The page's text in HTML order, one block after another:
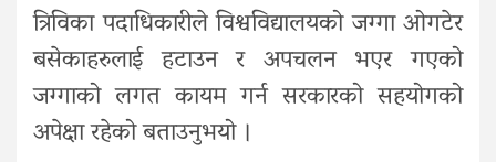
त्रिविका पदाधिकारीले विश्वविद्यालयको जग्गा ओगटेर
बसेकाहरुलाई हटाउन र अपचलन भएर गएको
जग्गाको लगत कायम गर्न सरकारको सहयोगको
अपेक्षा रहेको बताउनुभयो ।